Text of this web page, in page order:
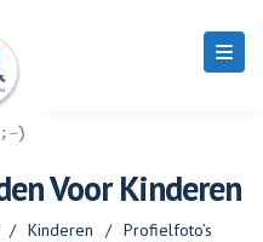
Voor Kinderen
/ Kinderen / Profielfoto’s